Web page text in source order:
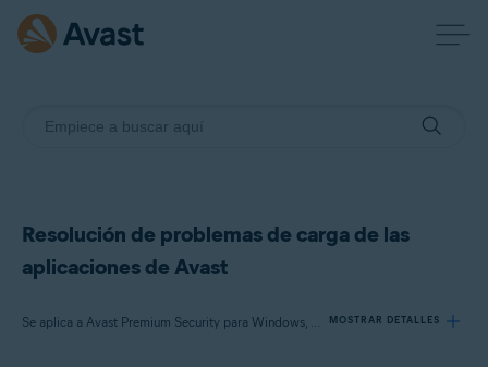
Resolución de problemas de carga de las
aplicaciones de Avast
Se aplica a Avast Premium Security para Windows, Avast Free Antivirus para Windows, Avast SecureLine VPN para Windows, Avast Cleanup Premium para Windows, Avast AntiTrack Premium para Windows, Avast Driver Updater para Windows, Avast BreachGuard para Windows MOSTRAR DETALLES